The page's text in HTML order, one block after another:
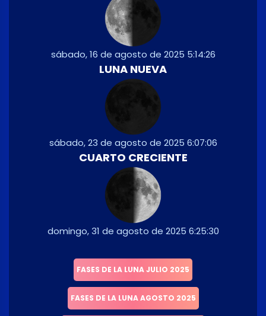
sábado, 16 de agosto de 2025 5:14:26
LUNA NUEVA
sábado, 23 de agosto de 2025 6:07:06
CUARTO CRECIENTE
domingo, 31 de agosto de 2025 6:25:30
FASES DE LA LUNA JULIO 2025
FASES DE LA LUNA AGOSTO 2025